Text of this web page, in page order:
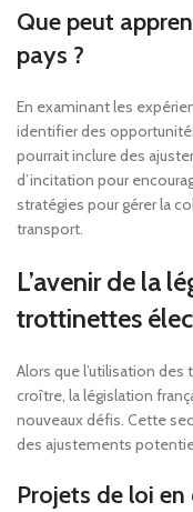
Que peut
pays ?
En examinant les
identifier des
pourrait inclure des
d’incitation pour
stratégies pour gérer la
transport.
L’avenir de la
trottinettes
Alors que l’utilisation
croître, la législation
nouveaux défis. Cette
des ajustements
Projets de loi